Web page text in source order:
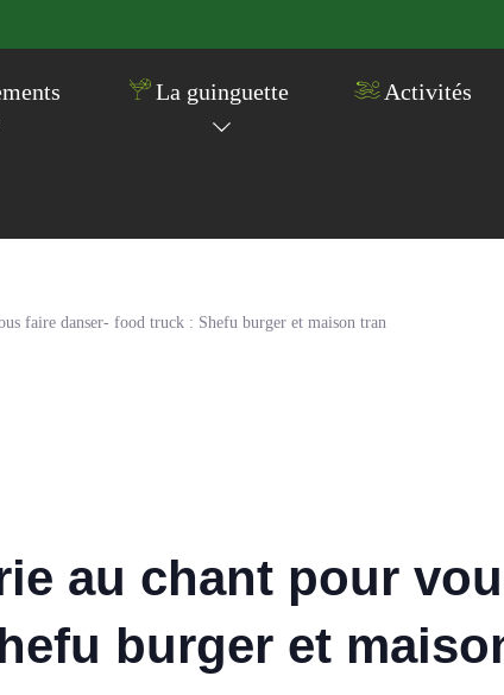
La guinguette Activités
faire danser- food truck : Shefu burger et maison tran
au chant pour
burger et